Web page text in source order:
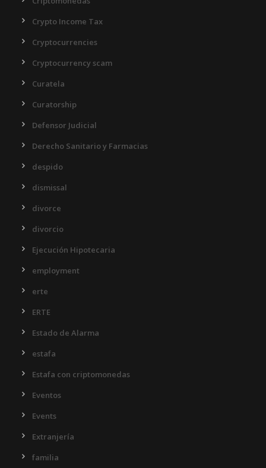
Crypto Income Tax
Cryptocurrencies
Cryptocurrency scam
Curatela
Curatorship
Defensor Judicial
Derecho Sanitario y Farmacias
despido
dismissal
divorce
divorcio
Ejecución Hipotecaria
employment
erte
ERTE
Estado de Alarma
estafa
Estafa con criptomonedas
Eventos
Events
Extranjería
familia